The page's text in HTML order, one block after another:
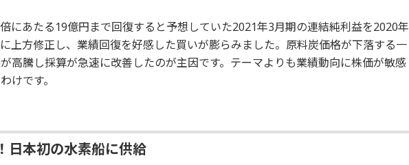
にあたる19億円まで回復すると予想していた2021年3月期の連結純利益を2020年
上方修正し、業績回復を好感した買いが膨らみました。原料炭価格が下落する一
高騰し採算が急速に改善したのが主因です。テーマよりも業績動向に株価が敏感
けです。
日本初の水素船に供給